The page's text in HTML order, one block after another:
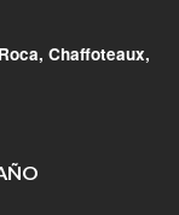
Chaffoteaux,